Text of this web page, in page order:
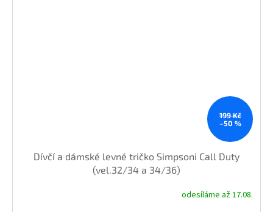
199 Kč
–50 %
Dívčí a dámské levné tričko Simpsoni Call Duty
(vel.32/34 a 34/36)
odesíláme až 17.08.